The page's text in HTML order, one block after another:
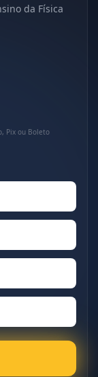
da Física
Pix ou Boleto